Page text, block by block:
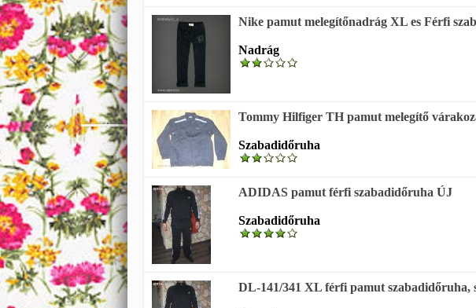
Nike pamut melegítőnadrág XL es Férfi
Nadrág
Tommy Hilfiger TH pamut melegítő
Szabadidőruha
ADIDAS pamut férfi szabadidőruha ÚJ
Szabadidőruha
DL-141/341 XL férfi pamut szabadidőruha,